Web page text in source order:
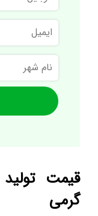
ایمیل
نام
شهر
گرمی